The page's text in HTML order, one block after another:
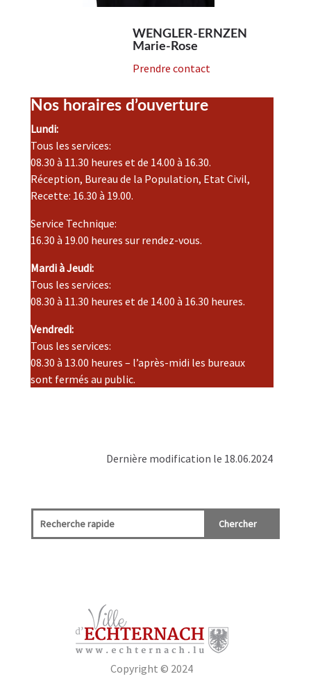
WENGLER-ERNZEN
Marie-Rose
Prendre contact
Nos horaires d’ouverture
Lundi:
Tous les services:
08.30 à 11.30 heures et de 14.00 à 16.30.
Réception, Bureau de la Population, Etat Civil,
Recette: 16.30 à 19.00.
Service Technique:
16.30 à 19.00 heures sur rendez-vous.
Mardi à Jeudi:
Tous les services:
08.30 à 11.30 heures et de 14.00 à 16.30 heures.
Vendredi:
Tous les services:
08.30 à 13.00 heures – l’après-midi les bureaux
sont fermés au public.
Dernière modification le 18.06.2024
Copyright © 2024